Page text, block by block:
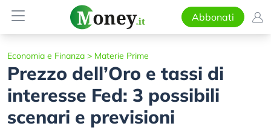
Abbonati
Economia e Finanza > Materie Prime
Prezzo dell’Oro e tassi di
interesse Fed: 3 possibili
scenari e previsioni